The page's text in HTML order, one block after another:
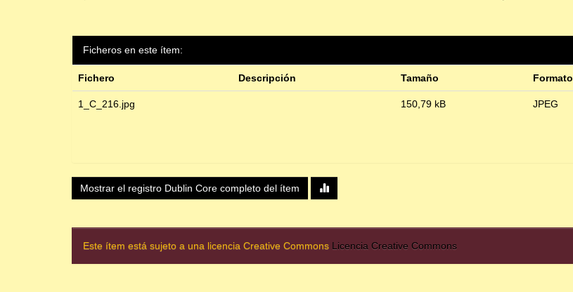
Ficheros en este ítem:
Fichero Descripción Tamaño Formato
1_C_216.jpg 150,79 kB JPEG
Mostrar el registro Dublin Core completo del ítem
Este ítem está sujeto a una licencia Creative Commons Licencia Creative Commons